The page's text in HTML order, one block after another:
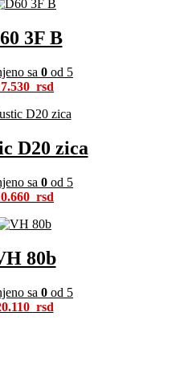
3F B
sa 0 od 5
D20 zica
sa 0 od 5
80b
sa 0 od 5